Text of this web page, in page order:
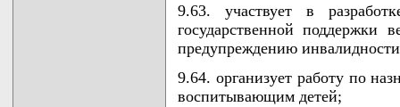
9.63. участвует в
государственной поддержки
предупреждению
9.64. организует работу по
воспитывающим детей;